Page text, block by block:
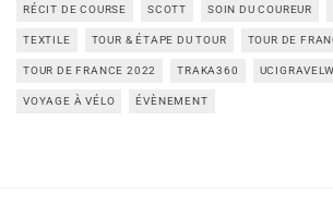
RÉCIT DE COURSE SCOTT SOIN DU COUREUR
TEXTILE TOUR & ÉTAPE DU TOUR TOUR DE
TOUR DE FRANCE 2022 TRAKA360
VOYAGE À VÉLO ÉVÈNEMENT